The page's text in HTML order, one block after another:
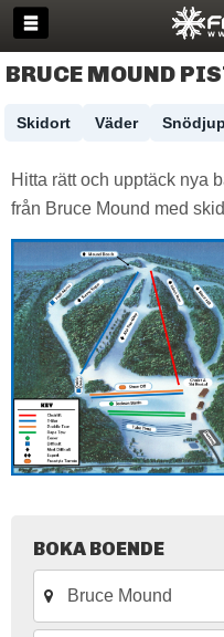
BRUCE MOUND
Skidort Väder Snödjup
Hitta rätt och upptäck nya
från Bruce Mound med
BOKA BOENDE